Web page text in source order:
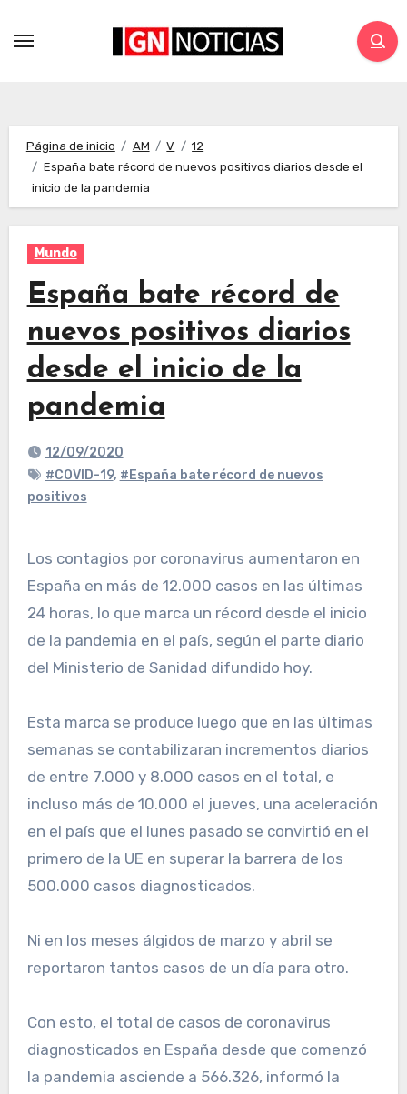
Página de inicio AM V
12
España bate récord de nuevos positivos diarios desde el
inicio de la pandemia
Mundo
España bate récord de
nuevos positivos diarios
desde el inicio de la
pandemia
12/09/2020
#COVID-19, #España bate récord de nuevos
positivos
Los contagios por coronavirus aumentaron en
España en más de 12.000 casos en las últimas
24 horas, lo que marca un récord desde el inicio
de la pandemia en el país, según el parte diario
del Ministerio de Sanidad difundido hoy.
Esta marca se produce luego que en las últimas
semanas se contabilizaran incrementos diarios
de entre 7.000 y 8.000 casos en el total, e
incluso más de 10.000 el jueves, una aceleración
en el país que el lunes pasado se convirtió en el
primero de la UE en superar la barrera de los
500.000 casos diagnosticados.
Ni en los meses álgidos de marzo y abril se
reportaron tantos casos de un día para otro.
Con esto, el total de casos de coronavirus
diagnosticados en España desde que comenzó
la pandemia asciende a 566.326, informó la